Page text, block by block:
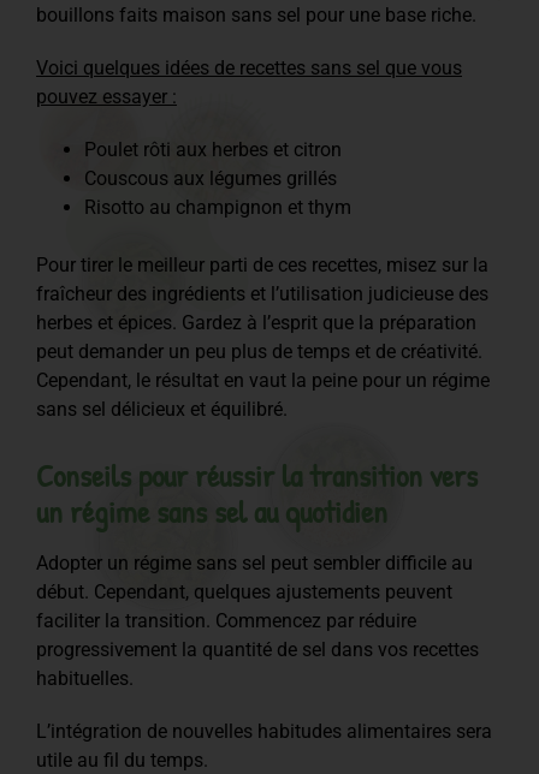
bouillons faits maison sans sel pour une base riche.
Voici quelques idées de recettes sans sel que vous
pouvez essayer :
Poulet rôti aux herbes et citron
Couscous aux légumes grillés
Risotto au champignon et thym
Pour tirer le meilleur parti de ces recettes, misez sur la
fraîcheur des ingrédients et l’utilisation judicieuse des
herbes et épices. Gardez à l’esprit que la préparation
peut demander un peu plus de temps et de créativité.
Cependant, le résultat en vaut la peine pour un régime
sans sel délicieux et équilibré.
Conseils pour réussir la transition vers
un régime sans sel au quotidien
Adopter un régime sans sel peut sembler difficile au
début. Cependant, quelques ajustements peuvent
faciliter la transition. Commencez par réduire
progressivement la quantité de sel dans vos recettes
habituelles.
L’intégration de nouvelles habitudes alimentaires sera
utile au fil du temps.